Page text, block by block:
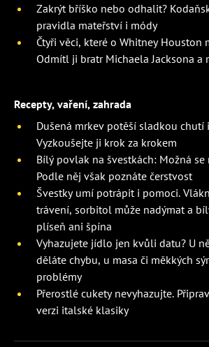
Zakrýt bříško nebo odhalit?
pravidla mateřství i módy
Čtyři věci, které o Whitney Houston
Odmítl ji bratr Michaela Jacksona a
Recepty, vaření, zahrada
Dušená mrkev potěší sladkou chutí
Vyzkoušejte ji krok za krokem
Bílý povlak na švestkách: Možná se
Podle něj však poznáte čerstvost
Švestky umí potrápit i pomoci.
trávení, sorbitol může nadýmat a
plíseň ani špína
Vyhazujete jídlo jen kvůli datu? U
děláte chybu, u masa či měkkých
problémy
Přerostlé cukety nevyhazujte.
verzi italské klasiky